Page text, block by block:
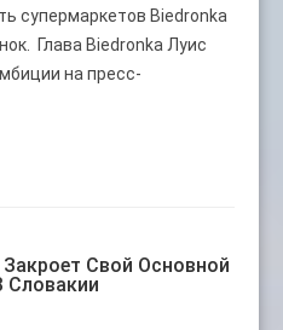
супермаркетов Biedronka
Глава Biedronka Луис
на пресс-
Свой Основной